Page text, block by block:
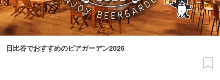
日比谷でおすすめのビアガーデン2026